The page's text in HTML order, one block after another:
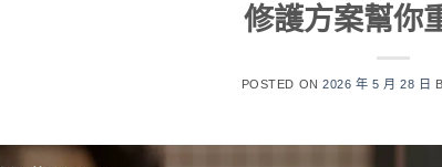
修護方案幫你
POSTED ON2026 年 5 月 28 日